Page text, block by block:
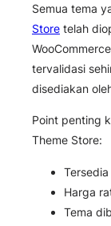
Semua tema
Store telah
tervalidasi
disediakan
Point penting
Theme Store:
Harga
Tema